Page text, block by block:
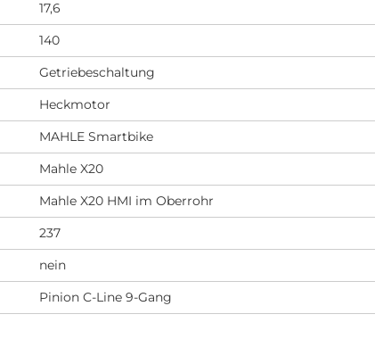
17,6
140
Getriebeschaltung
Heckmotor
MAHLE Smartbike
Mahle X20
Mahle X20 HMI im Oberrohr
237
nein
Pinion C-Line 9-Gang